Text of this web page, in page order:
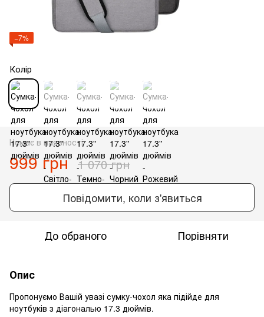
−7%
Колір
Немає в наявності
999 грн 1 070 грн
Повідомити, коли з'явиться
До обраного Порівняти
Опис
Пропонуємо Вашій увазі сумку-чохол яка підійде для
ноутбуків з діагональю 17.3 дюймів.